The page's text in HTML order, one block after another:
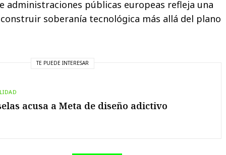
administraciones públicas europeas refleja una
soberanía tecnológica más allá del plano
TE PUEDE INTERESAR
acusa a Meta de diseño adictivo